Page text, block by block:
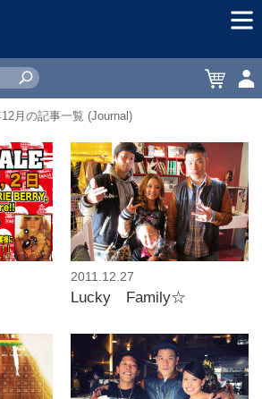
月の記事一覧 (Journal)
2011.12.27
Lucky Family☆